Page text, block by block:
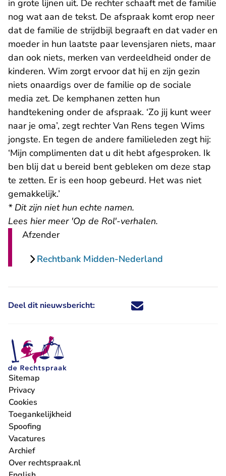
in grote lijnen uit. De rechter schaaft met de familie
nog wat aan de tekst. De afspraak komt erop neer
dat de familie de strijdbijl begraaft en dat vader en
moeder in hun laatste paar levensjaren niets, maar
dan ook niets, merken van verdeeldheid onder de
kinderen. Wim zorgt ervoor dat hij en zijn gezin
niets onaardigs over de familie op de sociale
media zet. De kemphanen zetten hun
handtekening onder de afspraak. ‘Zo jij kunt weer
naar je oma’, zegt rechter Van Rens tegen Wims
jongste. En tegen de andere familieleden zegt hij:
‘Mijn complimenten dat u dit hebt afgesproken. Ik
ben blij dat u bereid bent gebleken om deze stap
te zetten. Er is een hoop gebeurd. Het was niet
gemakkelijk.’
* Dit zijn niet hun echte namen.
Lees hier meer 'Op de Rol'-verhalen.
Afzender
Rechtbank Midden-Nederland
Deel dit nieuwsbericht: Deel dit nieuwsbericht via X -
Deel dit nieuwsbericht via
Deel dit nieuwsbericht
Deel dit
Sitemap
Privacy
Cookies
Toegankelijkheid
Spoofing
Vacatures
- U verlaat Rechtspraak.nl
Archief
Over rechtspraak.nl